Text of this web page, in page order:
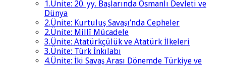
1.Ünite: 20. yy. Başlarında Osmanlı Devleti ve
Dünya
2.Ünite: Kurtuluş Savaşı’nda Cepheler
2.Ünite: Millî Mücadele
3.Ünite: Atatürkçülük ve Atatürk İlkeleri
3.Ünite: Türk İnkılabı
4.Ünite: İki Savaş Arası Dönemde Türkiye ve